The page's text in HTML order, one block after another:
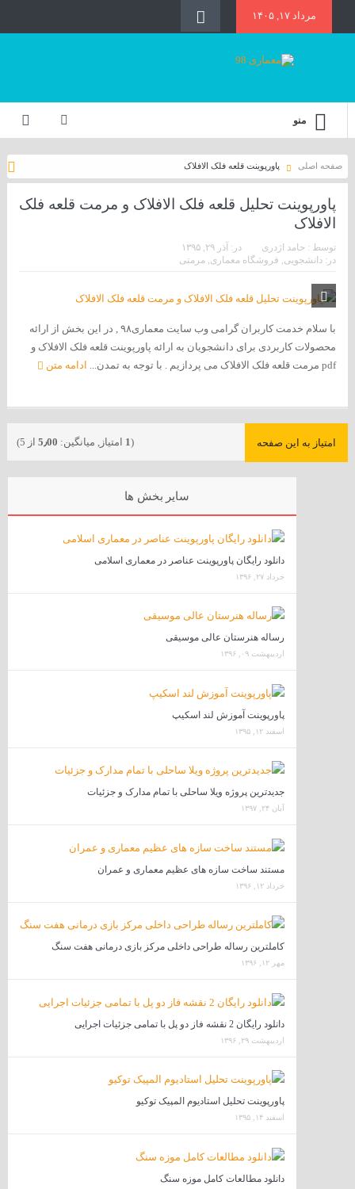
مرداد ۱۷, ۱۴۰۵
منو
صفحه اصلی پاورپوینت قلعه فلک الافلاک
پاورپوینت تحلیل قلعه فلک الافلاک و مرمت قلعه فلک
الافلاک
توسط : حامد اژدری در: آذر ۲۹, ۱۳۹۵
در: دانشجویی, فروشگاه معماری, مرمتی
با سلام خدمت کاربران گرامی وب سایت معماری۹۸ , در این بخش از ارائه
محصولات کاربردی برای دانشجویان به ارائه پاورپوینت قلعه فلک الافلاک و
pdf مرمت قلعه فلک الافلاک می پردازیم . با توجه به تمدن...
ادامه متن
امتیاز به این صفحه (
1 امتیاز, میانگین: 5٫00 از 5)
سایر بخش ها
دانلود رایگان پاورپوینت عناصر در معماری اسلامی
خرداد ۲۷, ۱۳۹۶
رساله هنرستان عالی موسیقی
اردیبهشت ۰۹, ۱۳۹۶
پاورپوینت آموزش لند اسکیپ
اسفند ۱۲, ۱۳۹۵
جدیدترین پروژه ویلا ساحلی با تمام مدارک و جزئیات
آبان ۲۴, ۱۳۹۷
مستند ساخت سازه های عظیم معماری و عمران
خرداد ۱۲, ۱۳۹۶
کاملترین رساله طراحی داخلی مرکز بازی درمانی هفت سنگ
مهر ۱۲, ۱۳۹۶
دانلود رایگان 2 نقشه فاز دو پل با تمامی جزئیات اجرایی
اردیبهشت ۲۹, ۱۳۹۶
پاورپوینت تحلیل استادیوم المپیک توکیو
اسفند ۱۴, ۱۳۹۵
دانلود مطالعات کامل موزه سنگ